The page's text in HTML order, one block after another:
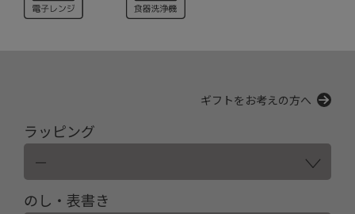
ギフトをお考えの方へ
ラッピング
のし・表書き